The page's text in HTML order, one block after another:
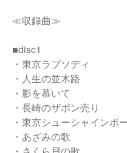
≪収録曲≫
■disc1
・東京ラプソディ
・人生の並木路
・影を慕いて
・長崎のザボン売り
・東京シューシャインボ
・あざみの歌